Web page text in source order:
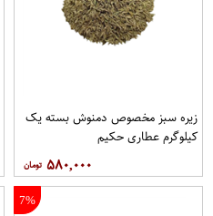
زیره سبز مخصوص دمنوش بسته یک
کیلوگرم عطاری حکیم
۵۸۰,۰۰۰
7%